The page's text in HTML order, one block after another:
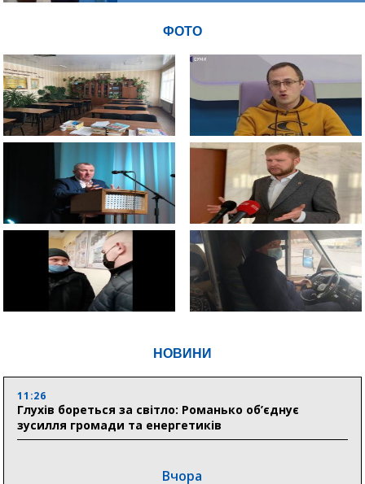
НОВИНИ
11:26
Глухів бореться за світло: Романько об’єднує
зусилля громади та енергетиків
Вчора
ФОТО